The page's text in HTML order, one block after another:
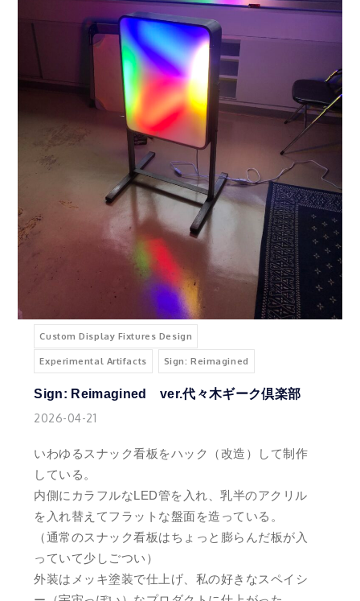
Custom Display Fixtures Design
Experimental Artifacts Sign: Reimagined
Sign: Reimagined ver.代々木ギーク倶楽部
2026-04-21
いわゆるスナック看板をハック（改造）して制作
している。
内側にカラフルなLED管を入れ、乳半のアクリル
を入れ替えてフラットな盤面を造っている。
（通常のスナック看板はちょっと膨らんだ板が入
っていて少しごつい）
外装はメッキ塗装で仕上げ、私の好きなスペイシ